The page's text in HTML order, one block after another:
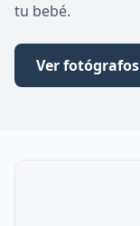
tu bebé.
Ver fotógrafos